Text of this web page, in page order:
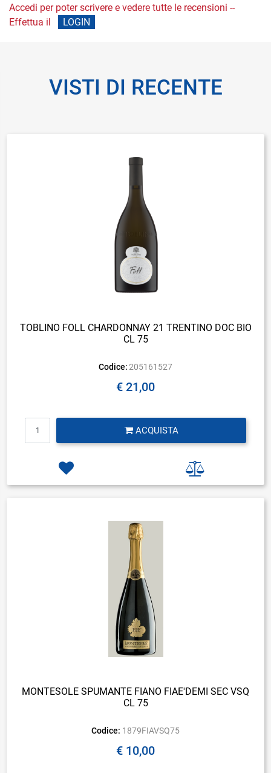
Accedi per poter scrivere e vedere tutte le recensioni --
Effettua il
LOGIN
VISTI DI RECENTE
TOBLINO FOLL CHARDONNAY 21 TRENTINO DOC BIO
CL 75
Codice: 205161527
€ 21,00
ACQUISTA
MONTESOLE SPUMANTE FIANO FIAE'DEMI SEC VSQ
CL 75
Codice: 1879FIAVSQ75
€ 10,00